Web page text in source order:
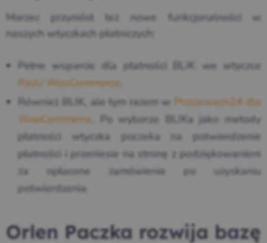
Marzec przyniósł też nowe funkcjonalności w
naszych wtyczkach płatniczych:
Pełne wsparcie dla płatności BLIK we wtyczce
PayU WooCommerce
Również BLIK, ale tym razem w Przelewach24 dla
WooCommerce . Po wyborze BLIKa jako metody
płatności wtyczka poczeka na potwierdzenie
płatności i przeniesie na stronę z podziękowaniem
za opłacone zamówienie po uzyskaniu
potwierdzenia.
Orlen Paczka rozwija bazę